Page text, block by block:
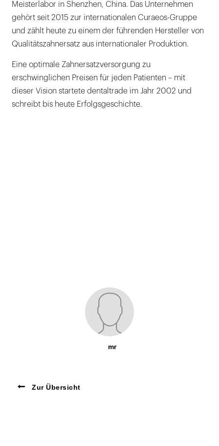
Meisterlabor in Shenzhen, China. Das Unternehmen
gehört seit 2015 zur internationalen Curaeos-Gruppe
und zählt heute zu einem der führenden Hersteller von
Qualitätszahnersatz aus internationaler Produktion.
Eine optimale Zahnersatzversorgung zu
erschwinglichen Preisen für jeden Patienten – mit
dieser Vision startete dentaltrade im Jahr 2002 und
schreibt bis heute Erfolgsgeschichte.
mr
Zur Übersicht